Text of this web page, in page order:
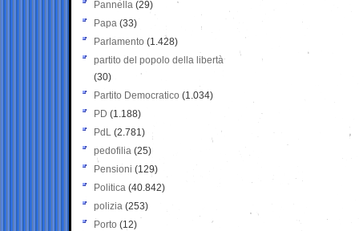
Pannella (29)
Papa (33)
Parlamento (1.428)
partito del popolo della libertà
(30)
Partito Democratico (1.034)
PD (1.188)
PdL (2.781)
pedofilia (25)
Pensioni (129)
Politica (40.842)
polizia (253)
Porto (12)